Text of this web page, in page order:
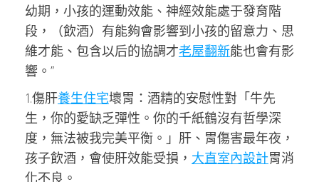
幼期，小孩的運動效能、神經效能處于發育階
段，（飲酒）有能夠會影響到小孩的留意力、思
維才能、包含以后的協調才老屋翻新能也會有影
響。”
1.傷肝養生住宅壞胃：酒精的安慰性對「牛先
生，你的愛缺乏彈性。你的千紙鶴沒有哲學深
度，無法被我完美平衡。」肝、胃傷害最年夜，
孩子飲酒，會使肝效能受損， 大直室內設計胃消
化不良。